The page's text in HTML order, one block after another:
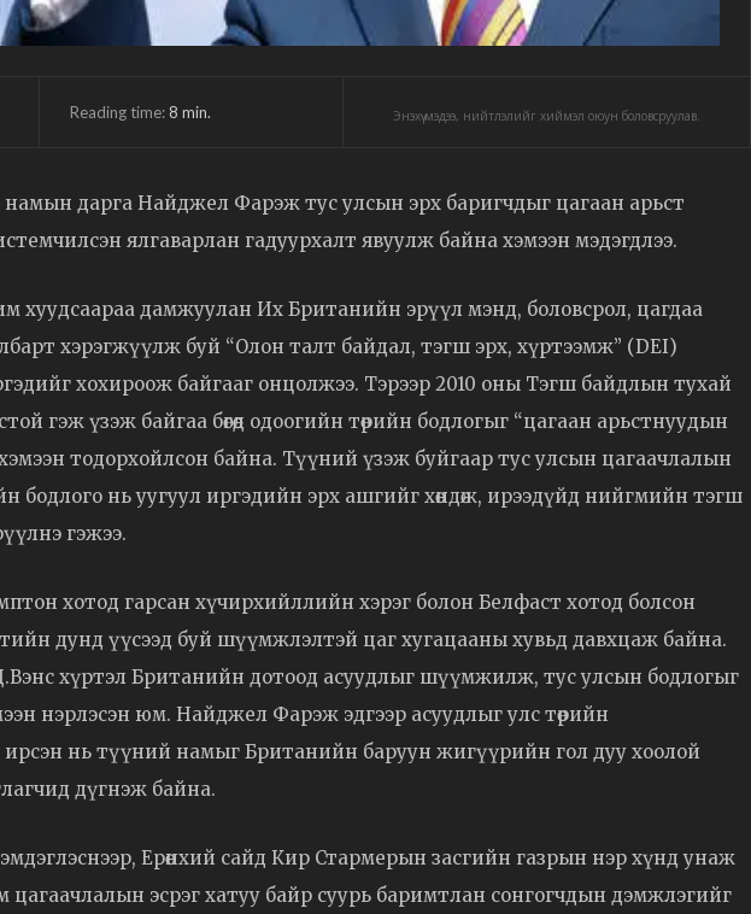
Reading time:8 min. Энэхүү мэдээ, нийтлэлийг хиймэл оюун боловсруулав.
дарга Найджел Фарэж тус улсын эрх баригчдыг цагаан арьст
ялгаварлан гадуурхалт явуулж байна хэмээн мэдэгдлээ.
хуудсаараа дамжуулан Их Британийн эрүүл мэнд, боловсрол, цагдаа
хэрэгжүүлж буй “Олон талт байдал, тэгш эрх, хүртээмж” (DEI)
хохироож байгааг онцолжээ. Тэрээр 2010 оны Тэгш байдлын тухай
гэж үзэж байгаа бөгөөд одоогийн төрийн бодлогыг “цагаан арьстнуудын
хэмээн тодорхойлсон байна. Түүний үзэж буйгаар тус улсын цагаачлалын
нь уугуул иргэдийн эрх ашгийг хөндөж, ирээдүйд нийгмийн тэгш
гэжээ.
хотод гарсан хүчирхийллийн хэрэг болон Белфаст хотод болсон
дунд үүсээд буй шүүмжлэлтэй цаг хугацааны хувьд давхцаж байна.
хүртэл Британийн дотоод асуудлыг шүүмжилж, тус улсын бодлогыг
хэмээн нэрлэсэн юм. Найджел Фарэж эдгээр асуудлыг улс төрийн
ирсэн нь түүний намыг Британийн баруун жигүүрийн гол дуу хоолой
дүгнэж байна.
Ерөнхий сайд Кир Стармерын засгийн газрын нэр хүнд унаж
цагаачлалын эсрэг хатуу байр суурь баримтлан сонгогчдын дэмжлэгийг